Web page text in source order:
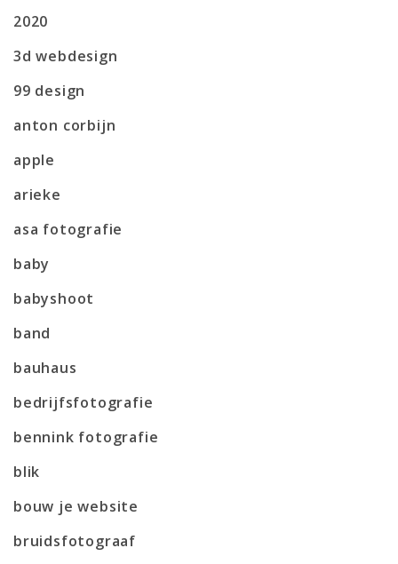
2020
3d webdesign
99 design
anton corbijn
apple
arieke
asa fotografie
baby
babyshoot
band
bauhaus
bedrijfsfotografie
bennink fotografie
blik
bouw je website
bruidsfotograaf